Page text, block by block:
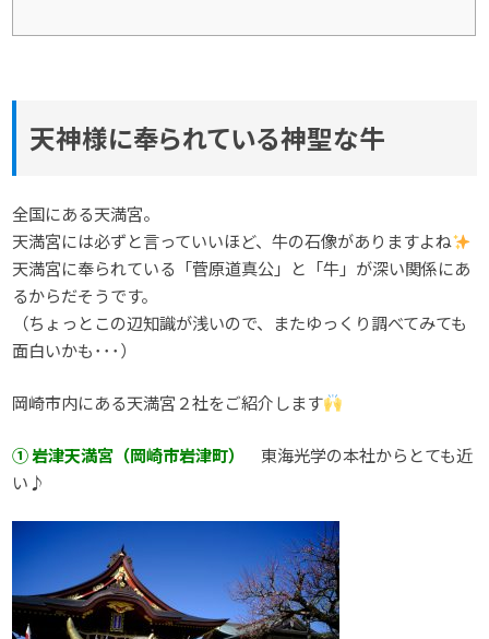
天神様に奉られている神聖な牛
全国にある天満宮。
天満宮には必ずと言っていいほど、牛の石像がありますよね
天満宮に奉られている「菅原道真公」と「牛」が深い関係にあ
るからだそうです。
（ちょっとこの辺知識が浅いので、またゆっくり調べてみても
面白いかも･･･）
岡崎市内にある天満宮２社をご紹介します
① 岩津天満宮（岡崎市岩津町）
東海光学の本社からとても近
い♪